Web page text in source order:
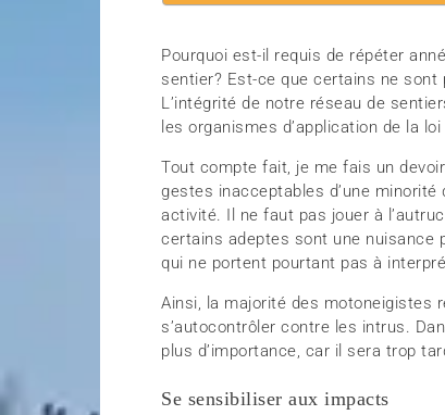
Pourquoi est-il requis de répéter
sentier? Est-ce que certains ne
L’intégrité de notre réseau de
les organismes d’application de la
Tout compte fait, je me fais un
gestes inacceptables d’une
activité. Il ne faut pas jouer à
certains adeptes sont une nuisance
qui ne portent pourtant pas à
Ainsi, la majorité des motoneigistes
s’autocontrôler contre les intrus.
plus d’importance, car il sera trop
Se sensibiliser aux impacts